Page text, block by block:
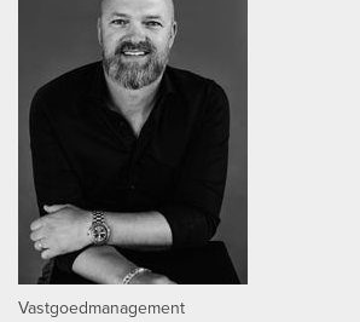
Vastgoedmanagement